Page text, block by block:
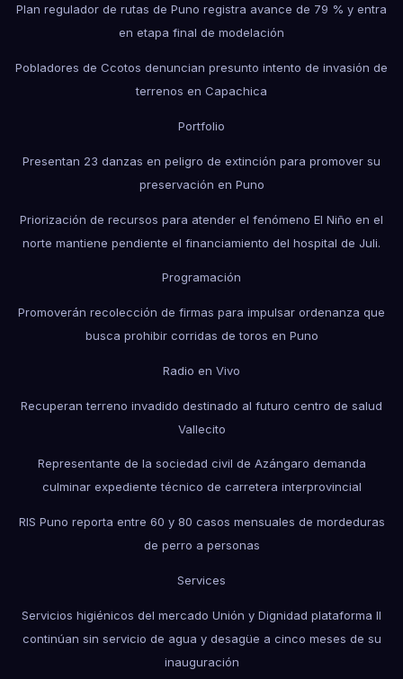
Plan regulador de rutas de Puno registra avance de 79 % y entra
en etapa final de modelación
Pobladores de Ccotos denuncian presunto intento de invasión de
terrenos en Capachica
Portfolio
Presentan 23 danzas en peligro de extinción para promover su
preservación en Puno
Priorización de recursos para atender el fenómeno El Niño en el
norte mantiene pendiente el financiamiento del hospital de Juli.
Programación
Promoverán recolección de firmas para impulsar ordenanza que
busca prohibir corridas de toros en Puno
Radio en Vivo
Recuperan terreno invadido destinado al futuro centro de salud
Vallecito
Representante de la sociedad civil de Azángaro demanda
culminar expediente técnico de carretera interprovincial
RIS Puno reporta entre 60 y 80 casos mensuales de mordeduras
de perro a personas
Services
Servicios higiénicos del mercado Unión y Dignidad plataforma II
continúan sin servicio de agua y desagüe a cinco meses de su
inauguración